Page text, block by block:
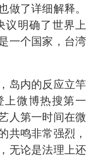
做了详细解释。
议明确了世界上
一个国家，台湾
岛内的反应立竿
上微博热搜第一
人第一时间在微
共鸣非常强烈，
无论是法理上还